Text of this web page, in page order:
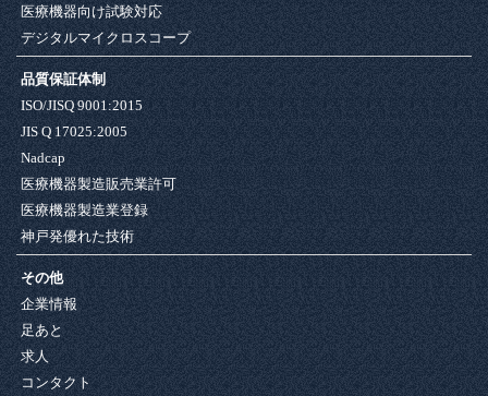
医療機器向け試験対応
デジタルマイクロスコープ
品質保証体制
ISO/JISQ 9001:2015
JIS Q 17025:2005
Nadcap
医療機器製造販売業許可
医療機器製造業登録
神戸発優れた技術
その他
企業情報
足あと
求人
コンタクト